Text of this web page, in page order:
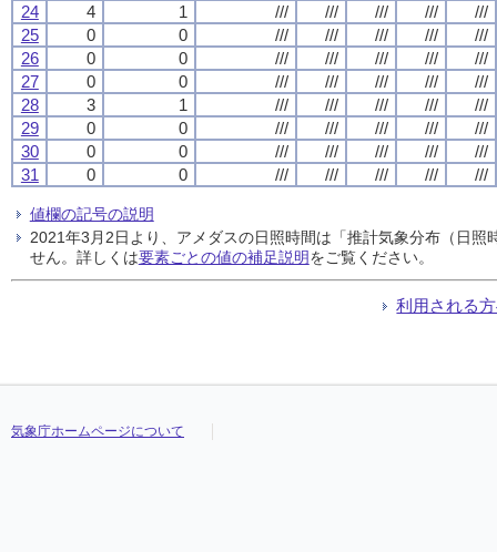
24
4 1 /// /// /// ///
///
25
0 0 /// /// /// ///
///
26
0 0 /// /// /// ///
///
27
0 0 /// /// /// ///
///
28
3 1 /// /// /// ///
///
29
0 0 /// /// /// ///
///
30
0 0 /// /// /// ///
///
31
0 0 /// /// /// /// ///
値欄の記号の説明
2021年3月2日より、アメダスの日照時間は「推計気象分布（日
せん。詳しくは要素ごとの値の補足説明をご覧ください。
利用される
気象庁ホームページについて